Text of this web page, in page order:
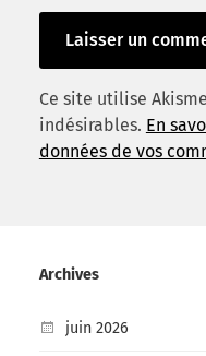
Ce site utilise
indésirables. En
données de vos
Archives
juin 2026